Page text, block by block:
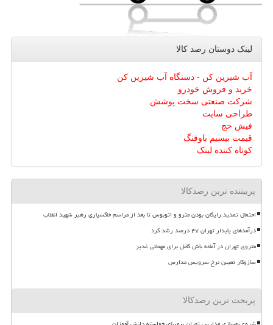
لینک دوستان رصد كالا
آب شیرین کن - دستگاه آب شیرین کن
خرید و فروش خودرو
شرکت صنعتی سخت پوشش
طراحی سایت
فیش حج
قیمت بیسیم باوفنگ
کوتاه کننده لینک
پربیننده ترین رصدکالا
احتمال تمدید رایگان بودن مترو و اتوبوس تا بعد از مراسم خاکسپاری رهبر شهید انقلاب
درآمدهای پایدار تهران ۴۷ درصد رشد کرد
متروی تهران در آماده باش کامل برای مهمانی غدیر
سازوکار تعیین نرخ سرویس مدارس
پربحث ترین رصدکالا